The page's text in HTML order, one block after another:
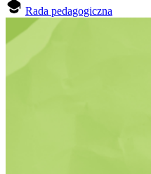
Rada pedagogiczna